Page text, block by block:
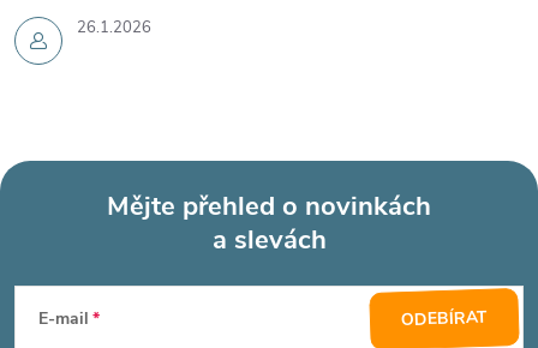
26.1.2026
Mějte přehled o novinkách
a slevách
E-mail ODEBÍRAT